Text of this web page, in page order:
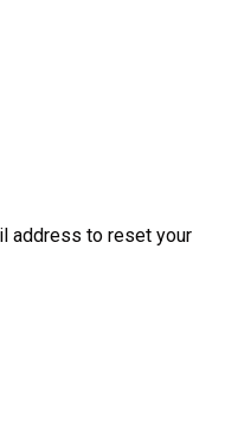
address to reset your